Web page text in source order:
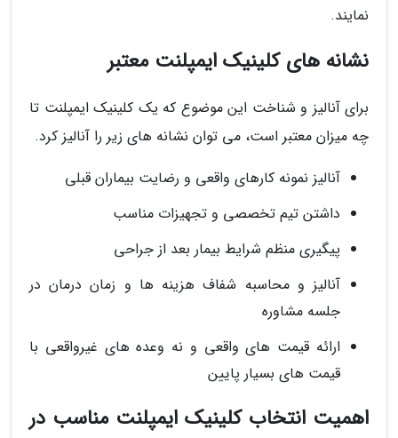
نمایند.
نشانه های کلینیک ایمپلنت معتبر
برای آنالیز و شناخت این موضوع که یک کلینیک ایمپلنت تا
چه میزان معتبر است، می توان نشانه های زیر را آنالیز کرد.
آنالیز نمونه کارهای واقعی و رضایت بیماران قبلی
داشتن تیم تخصصی و تجهیزات مناسب
پیگیری منظم شرایط بیمار بعد از جراحی
آنالیز و محاسبه شفاف هزینه ها و زمان درمان در
جلسه مشاوره
ارائه قیمت های واقعی و نه وعده های غیرواقعی با
قیمت های بسیار پایین
اهمیت انتخاب کلینیک ایمپلنت مناسب در